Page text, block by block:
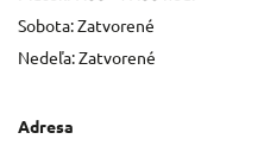
Sobota: Zatvorené
Nedeľa: Zatvorené
Adresa